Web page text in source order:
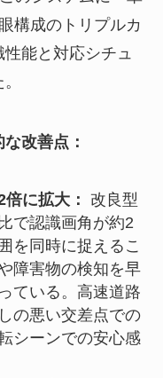
構成のトリプルカ
能と対応シチュ
改善点：
に拡大：
改良型
で認識画角が約2
を同時に捉えるこ
障害物の検知を早
ている。高速道路
の悪い交差点での
シーンでの安心感